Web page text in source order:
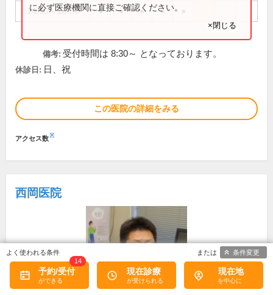
14:00～18:30 ● ● ● ●
に必ず医療機関に直接ご確認ください。
×閉じる
備考: 受付時間は 8:30～ となっております。
休診日: 日、祝
この医院の詳細をみる
アクセス数※
西岡医院
予約/受付
14
現在診療 現在地
条件変更